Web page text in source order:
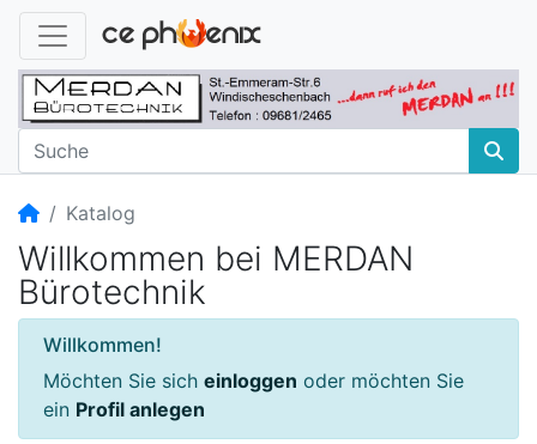
Startseite
Katalog
Willkommen bei MERDAN
Bürotechnik
Willkommen!
Möchten Sie sich einloggen oder möchten Sie
ein Profil anlegen